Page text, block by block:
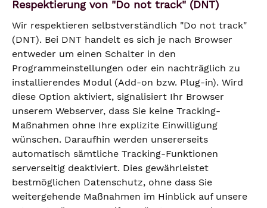
Respektierung von "Do not track" (DNT)
Wir respektieren selbstverständlich "Do not track"
(DNT). Bei DNT handelt es sich je nach Browser
entweder um einen Schalter in den
Programmeinstellungen oder ein nachträglich zu
installierendes Modul (Add-on bzw. Plug-in). Wird
diese Option aktiviert, signalisiert Ihr Browser
unserem Webserver, dass Sie keine Tracking-
Maßnahmen ohne Ihre explizite Einwilligung
wünschen. Daraufhin werden unsererseits
automatisch sämtliche Tracking-Funktionen
serverseitig deaktiviert. Dies gewährleistet
bestmöglichen Datenschutz, ohne dass Sie
weitergehende Maßnahmen im Hinblick auf unsere